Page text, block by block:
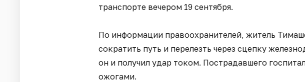
транспорте вечером 19 сентября.
По информации правоохранителей, житель
сократить путь и перелезть через сцепку
он и получил удар током. Пострадавшего
ожогами.